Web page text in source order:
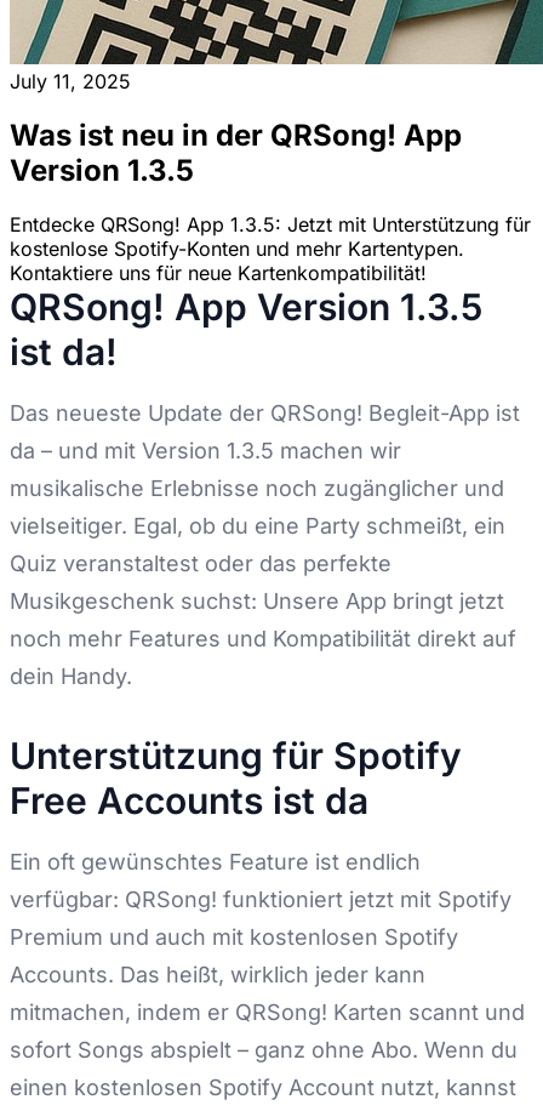
July 11, 2025
Was ist neu in der QRSong! App
Version 1.3.5
Entdecke QRSong! App 1.3.5: Jetzt mit Unterstützung für
kostenlose Spotify-Konten und mehr Kartentypen.
Kontaktiere uns für neue Kartenkompatibilität!
QRSong! App Version 1.3.5
ist da!
Das neueste Update der QRSong! Begleit-App ist
da – und mit Version 1.3.5 machen wir
musikalische Erlebnisse noch zugänglicher und
vielseitiger. Egal, ob du eine Party schmeißt, ein
Quiz veranstaltest oder das perfekte
Musikgeschenk suchst: Unsere App bringt jetzt
noch mehr Features und Kompatibilität direkt auf
dein Handy.
Unterstützung für Spotify
Free Accounts ist da
Ein oft gewünschtes Feature ist endlich
verfügbar: QRSong! funktioniert jetzt mit Spotify
Premium und auch mit kostenlosen Spotify
Accounts. Das heißt, wirklich jeder kann
mitmachen, indem er QRSong! Karten scannt und
sofort Songs abspielt – ganz ohne Abo. Wenn du
einen kostenlosen Spotify Account nutzt, kannst